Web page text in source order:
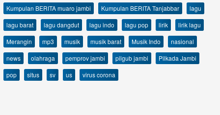
Kumpulan BERITA muaro jambi
Kumpulan BERITA Tanjabbar
lagu
lagu barat
lagu dangdut lagu indo lagu pop lirik
lirik lagu
Merangin
mp3 musik musik barat Musik Indo
nasional
news
olahraga pemprov jambi pilgub jambi
Pilkada Jambi
pop
situs sv us virus corona